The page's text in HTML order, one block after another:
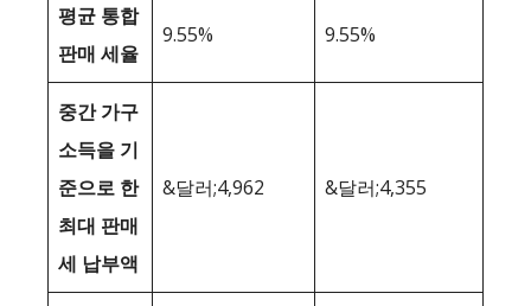
평균 통합
판매 세율
9.55% 9.55%
중간 가구
소득을 기
준으로 한
최대 판매
세 납부액
&달러;4,962 &달러;4,355